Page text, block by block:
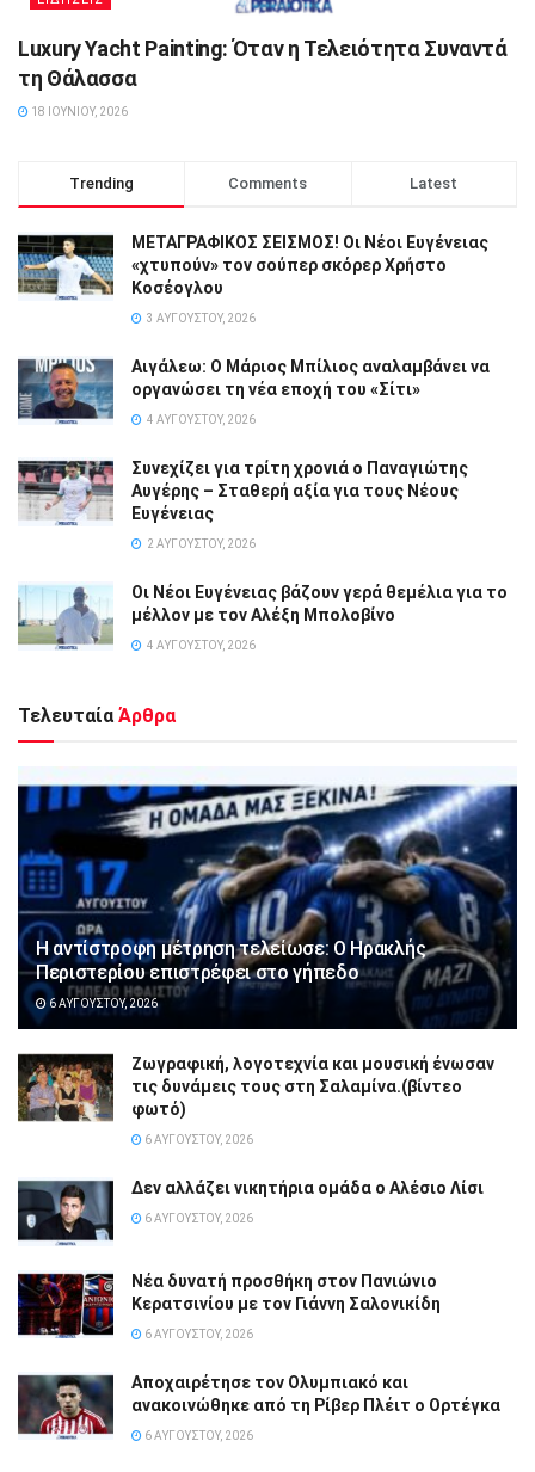
Luxury Yacht Painting: Όταν η Τελειότητα Συναντά
τη Θάλασσα
18 ΙΟΥΝΊΟΥ, 2026
Trending Comments Latest
ΜΕΤΑΓΡΑΦΙΚΟΣ ΣΕΙΣΜΟΣ! Οι Νέοι Ευγένειας
«χτυπούν» τον σούπερ σκόρερ Χρήστο
Κοσέογλου
3 ΑΥΓΟΎΣΤΟΥ, 2026
Αιγάλεω: Ο Μάριος Μπίλιος αναλαμβάνει να
οργανώσει τη νέα εποχή του «Σίτι»
4 ΑΥΓΟΎΣΤΟΥ, 2026
Συνεχίζει για τρίτη χρονιά ο Παναγιώτης
Αυγέρης – Σταθερή αξία για τους Νέους
Ευγένειας
2 ΑΥΓΟΎΣΤΟΥ, 2026
Οι Νέοι Ευγένειας βάζουν γερά θεμέλια για το
μέλλον με τον Αλέξη Μπολοβίνο
4 ΑΥΓΟΎΣΤΟΥ, 2026
Τελευταία Άρθρα
Η αντίστροφη μέτρηση τελείωσε: Ο Ηρακλής
Περιστερίου επιστρέφει στο γήπεδο
6 ΑΥΓΟΎΣΤΟΥ, 2026
Ζωγραφική, λογοτεχνία και μουσική ένωσαν
τις δυνάμεις τους στη Σαλαμίνα.(βίντεο
φωτό)
6 ΑΥΓΟΎΣΤΟΥ, 2026
Δεν αλλάζει νικητήρια ομάδα ο Αλέσιο Λίσι
6 ΑΥΓΟΎΣΤΟΥ, 2026
Νέα δυνατή προσθήκη στον Πανιώνιο
Κερατσινίου με τον Γιάννη Σαλονικίδη
6 ΑΥΓΟΎΣΤΟΥ, 2026
Αποχαιρέτησε τον Ολυμπιακό και
ανακοινώθηκε από τη Ρίβερ Πλέιτ ο Ορτέγκα
6 ΑΥΓΟΎΣΤΟΥ, 2026